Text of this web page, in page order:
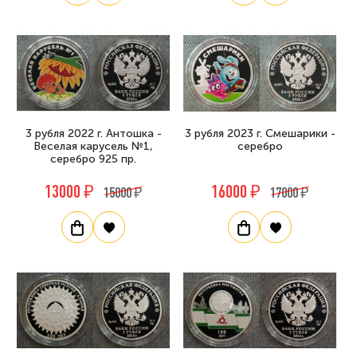
3 рубля 2022 г. Антошка -
Веселая карусель №1,
серебро 925 пр.
13000 ₽ 15000 ₽
3 рубля 2023 г. Смешарики -
серебро
16000 ₽ 17000 ₽